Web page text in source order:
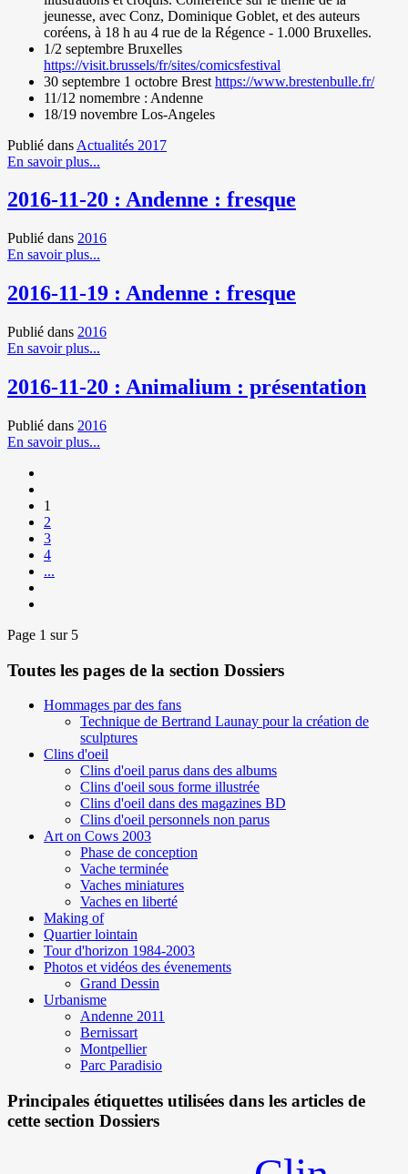
jeunesse, avec Conz, Dominique Goblet, et des auteurs
coréens, à 18 h au 4 rue de la Régence - 1.000 Bruxelles.
1/2 septembre Bruxelles
https://visit.brussels/fr/sites/comicsfestival
30 septembre 1 octobre Brest https://www.brestenbulle.fr/
11/12 nomembre : Andenne
18/19 novembre Los-Angeles
Publié dans Actualités 2017
En savoir plus...
2016-11-20 : Andenne : fresque
Publié dans 2016
En savoir plus...
2016-11-19 : Andenne : fresque
Publié dans 2016
En savoir plus...
2016-11-20 : Animalium : présentation
Publié dans 2016
En savoir plus...
1
2
3
4
...
Page 1 sur 5
Toutes les pages de la section Dossiers
Hommages par des fans
Technique de Bertrand Launay pour la création de
sculptures
Clins d'oeil
Clins d'oeil parus dans des albums
Clins d'oeil sous forme illustrée
Clins d'oeil dans des magazines BD
Clins d'oeil personnels non parus
Art on Cows 2003
Phase de conception
Vache terminée
Vaches miniatures
Vaches en liberté
Making of
Quartier lointain
Tour d'horizon 1984-2003
Photos et vidéos des évenements
Grand Dessin
Urbanisme
Andenne 2011
Bernissart
Montpellier
Parc Paradisio
Principales étiquettes utilisées dans les articles de
cette section Dossiers